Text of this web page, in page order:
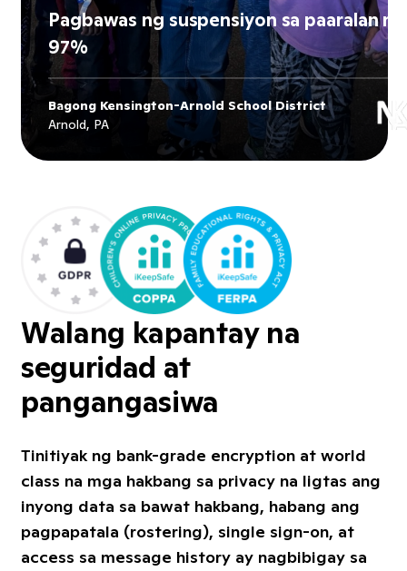
Pagbawas ng suspensiyon sa paaralan ng
97%
Bagong Kensington-Arnold School District
Arnold, PA
Explore
Bagong Kensington-Arnold
School District
Walang kapantay na
seguridad at
pangangasiwa
Tinitiyak ng bank-grade encryption at world
class na mga hakbang sa privacy na ligtas ang
inyong data sa bawat hakbang, habang ang
pagpapatala (rostering), single sign-on, at
access sa message history ay nagbibigay sa